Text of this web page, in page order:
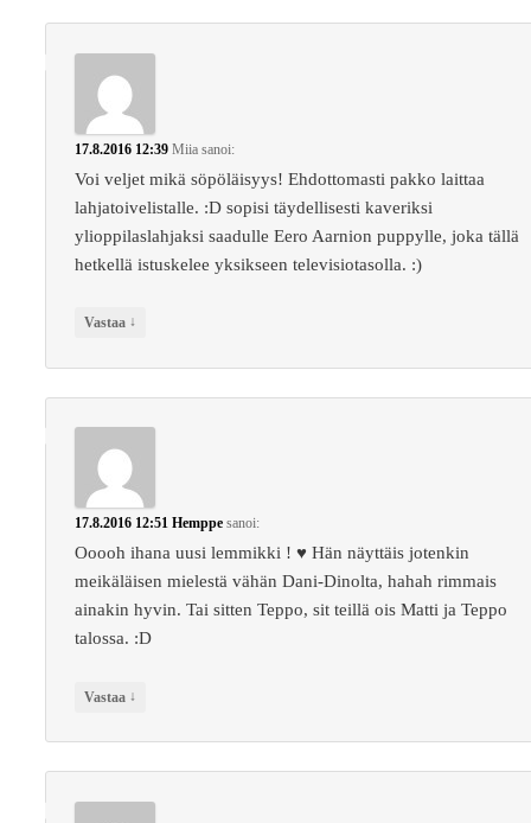
17.8.2016 12:39 Miia sanoi:
Voi veljet mikä söpöläisyys! Ehdottomasti pakko laittaa
lahjatoivelistalle. :D sopisi täydellisesti kaveriksi
ylioppilaslahjaksi saadulle Eero Aarnion puppylle, joka tällä
hetkellä istuskelee yksikseen televisiotasolla. :)
Vastaa ↓
17.8.2016 12:51 Hemppe sanoi:
Ooooh ihana uusi lemmikki ! ♥ Hän näyttäis jotenkin
meikäläisen mielestä vähän Dani-Dinolta, hahah rimmais
ainakin hyvin. Tai sitten Teppo, sit teillä ois Matti ja Teppo
talossa. :D
Vastaa ↓